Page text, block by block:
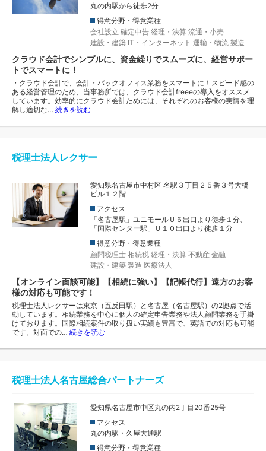
丸の内駅から徒歩2分
得意分野・得意業種
会社設立 確定申告 経理・決算 流通・小売
建設・建築 IT・インターネット 運輸・物流 製造
クラウド会計でシンプルに、資金繰りでスムーズに、経営サポー
トでスマートに！
・クラウド会計で、会計・バックオフィス業務をスマートに！スピード感の
ある経営管理のため、当事務所では、クラウド会計freeeの導入をオススメ
しています。効率的にクラウド会計ためには、それぞれのお客様の実情を理
解し適切な… 続きを読む
税理士法人レクサー
愛知県名古屋市中村区 名駅３丁目２５番３号大橋
ビル１２階
アクセス
「名古屋駅」ユニモールＵ６出口より徒歩１分、
「国際センター駅」Ｕ１０出口より徒歩１分
得意分野・得意業種
顧問税理士 相続税 経理・決算 不動産 金融
建設・建築 製造 医療法人
【オンライン面談可能】【相続に強い】【記帳代行】遠方のお客
様の対応も可能です！
税理士法人レクサーは東京（五反田駅）と名古屋（名古屋駅）の2拠点で活
動しています。相続業務を中心に個人の確定申告業務や法人顧問業務を手掛
けております。国際相続案件の取り扱い実績も豊富で、英語での対応も可能
です。対面での… 続きを読む
税理士法人名古屋総合パートナーズ
愛知県名古屋市中区丸の内2丁目20番25号
アクセス
丸の内駅・久屋大通駅
得意分野・得意業種